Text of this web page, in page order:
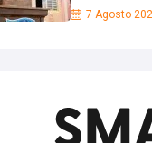
7 Agosto